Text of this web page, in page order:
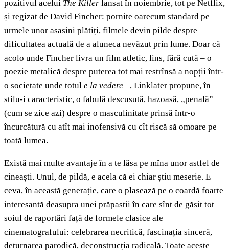
pozitivul acelui The Killer lansat în noiembrie, tot pe Netflix,
și regizat de David Fincher: pornite oarecum standard pe
urmele unor asasini plătiți, filmele devin pilde despre
dificultatea actuală de a aluneca nevăzut prin lume. Doar că
acolo unde Fincher livra un film atletic, lins, fără cută – o
poezie metalică despre puterea tot mai restrînsă a nopții într-
o societate unde totul e la vedere –, Linklater propune, în
stilu-i caracteristic, o fabulă descusută, hazoasă, „penală”
(cum se zice azi) despre o masculinitate prinsă într-o
încurcătură cu atît mai inofensivă cu cît riscă să omoare pe
toată lumea.
Există mai multe avantaje în a te lăsa pe mîna unor astfel de
cineaști. Unul, de pildă, e acela că ei chiar știu meserie. E
ceva, în această generație, care o plasează pe o coardă foarte
interesantă deasupra unei prăpastii în care sînt de găsit tot
soiul de raportări față de formele clasice ale
cinematografului: celebrarea necritică, fascinația sinceră,
deturnarea parodică, deconstrucția radicală. Toate aceste